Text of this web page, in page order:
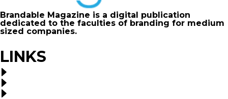
Brandable Magazine is a digital publication
dedicated to the faculties of branding for medium
sized companies.
LINKS